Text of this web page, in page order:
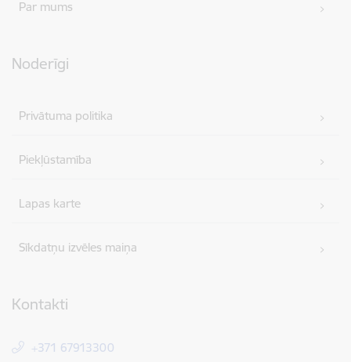
Par mums
Noderīgi
Privātuma politika
Piekļūstamība
Lapas karte
Sīkdatņu izvēles maiņa
Kontakti
+371 67913300